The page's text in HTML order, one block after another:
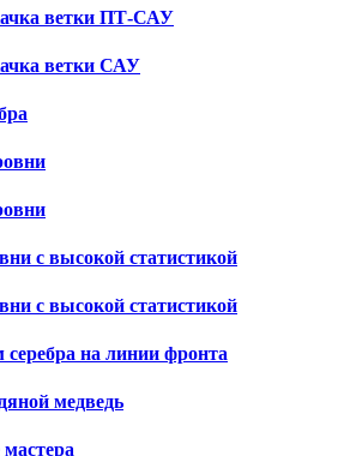
ветки ПТ-САУ
ветки САУ
с высокой статистикой
с высокой статистикой
на линии фронта
медведь